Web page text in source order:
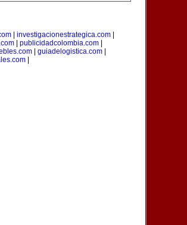
| investigacionestrategica.com|
| publicidadcolombia.com|
| guiadelogistica.com|